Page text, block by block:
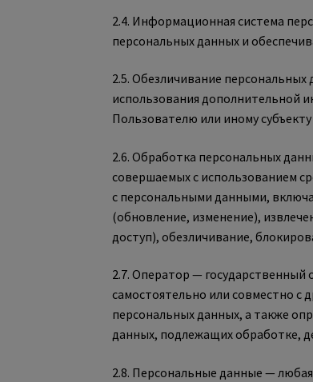
2.4. Информационная система
персональных данных и
2.5. Обезличивание
использования дополнительной
Пользователю или иному
2.6. Обработка персональных
совершаемых с использованием
с персональными данными,
(обновление, изменение),
доступ), обезличивание,
2.7. Оператор —
самостоятельно или совместно
персональных данных, а также
данных, подлежащих обработке,
2.8. Персональные данные —